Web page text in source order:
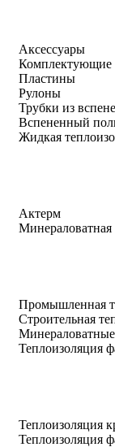
Аксессуары
Комплектующие
Пластины
Рулоны
Трубки из
Вспененный
Жидкая
Актерм
Минераловатная
Промышленная
Строительная
Теплоизоляция
Теплоизоляция
Теплоизоляция